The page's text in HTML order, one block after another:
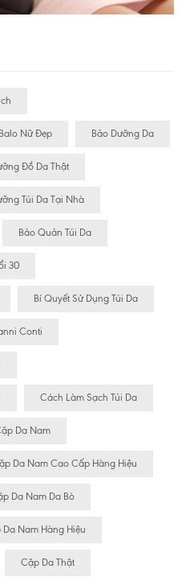
Balo Nữ Đẹp Bảo Dưỡng Da
Đồ Da Thật
Túi Da Tại Nhà
Bảo Quản Túi Da
30
Bí Quyết Sử Dụng Túi Da
Conti
Cách Làm Sạch Túi Da
Da Nam
Da Nam Cao Cấp Hàng Hiệu
Da Nam Da Bò
Da Nam Hàng Hiệu
Cặp Da Thật